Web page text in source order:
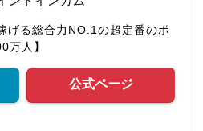
げる総合力NO.1の超定番のポ
万人】
公式ページ